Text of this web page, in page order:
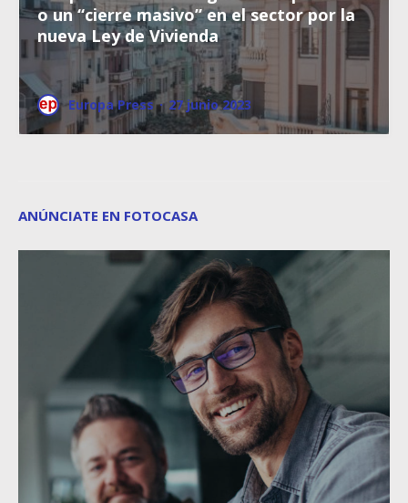
o un “cierre masivo” en el sector por la
nueva Ley de Vivienda
Europa Press · 27 junio 2023
ANÚNCIATE EN FOTOCASA